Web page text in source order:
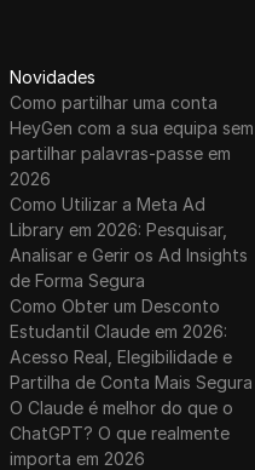
Novidades
Como partilhar uma conta
HeyGen com a sua equipa sem
partilhar palavras-passe em
2026
Como Utilizar a Meta Ad
Library em 2026: Pesquisar,
Analisar e Gerir os Ad Insights
de Forma Segura
Como Obter um Desconto
Estudantil Claude em 2026:
Acesso Real, Elegibilidade e
Partilha de Conta Mais Segura
O Claude é melhor do que o
ChatGPT? O que realmente
importa em 2026